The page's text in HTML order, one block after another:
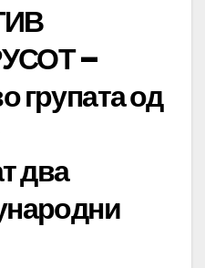
–
групата од
два